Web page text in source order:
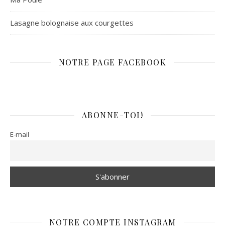
Lasagne bolognaise aux courgettes
NOTRE PAGE FACEBOOK
ABONNE-TOI!
E-mail
NOTRE COMPTE INSTAGRAM